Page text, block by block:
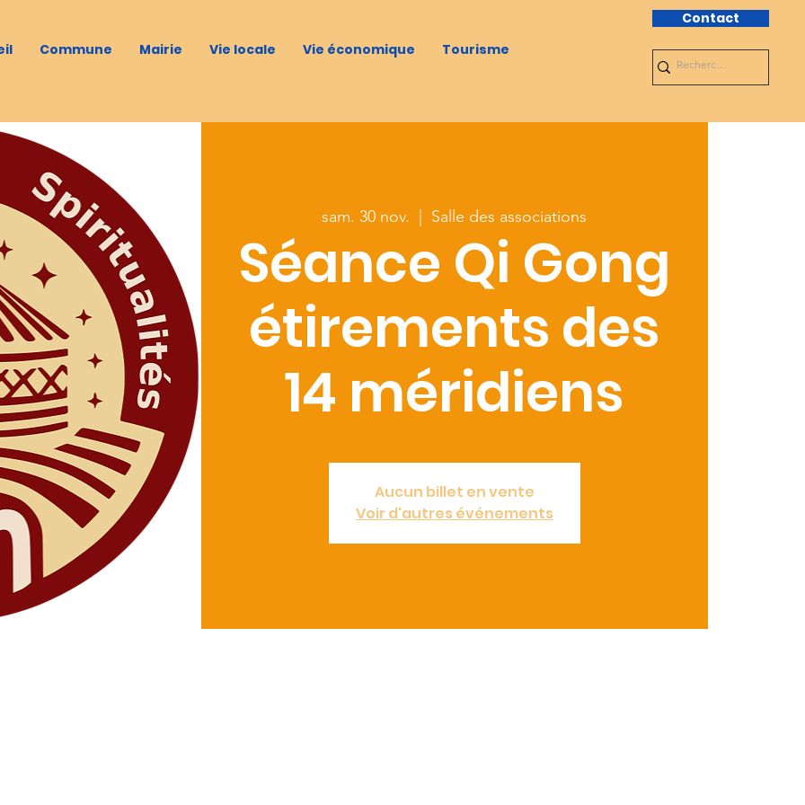
Commune Mairie Vie locale Vie économique Tourisme
Contact
sam. 30 nov. Salle des associations
Séance Qi Gong
étirements des
14 méridiens
Aucun billet en vente
Voir d'autres événements